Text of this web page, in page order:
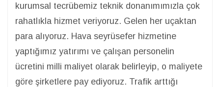
kurumsal tecrübemiz teknik donanımımızla çok
rahatlıkla hizmet veriyoruz. Gelen her uçaktan
para alıyoruz. Hava seyrüsefer hizmetine
yaptığımız yatırımı ve çalışan personelin
ücretini milli maliyet olarak belirleyip, o maliyete
göre şirketlere pay ediyoruz. Trafik arttığı